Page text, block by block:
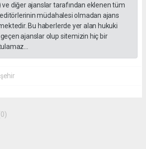
ve diğer ajanslar tarafından eklenen tüm
müdahalesi olmadan ajans
Bu haberlerde yer alan hukuki
ajanslar olup sitemizin hiç bir